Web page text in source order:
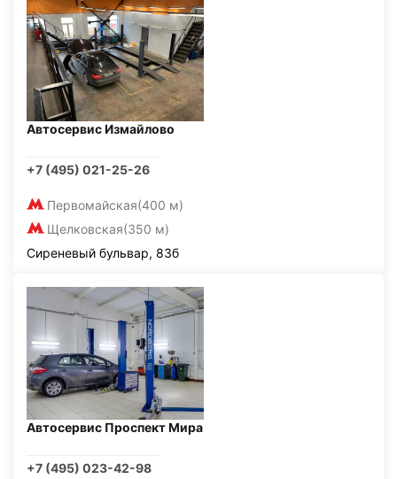
Автосервис Измайлово
+7 (495) 021-25-26
Первомайская(400 м)
Щелковская(350 м)
Сиреневый бульвар, 83б
Автосервис Проспект Мира
+7 (495) 023-42-98